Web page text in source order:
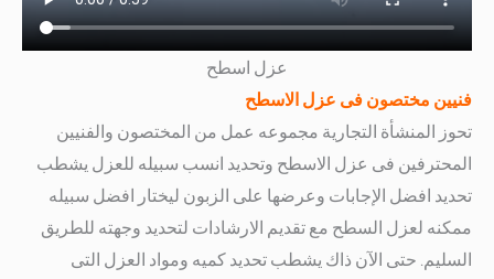
عزل اسطح
فنيين مختصون فى عزل الاسطح
تحوز المنشأة التجارية مجموعه عمل من المختصون والفنيين
المحترفين فى عزل الاسطح وتحديد انسب سبيله للعزل يشطب
تحديد افضل الإجابات وعرضها على الزبون ليختار افضل سبيله
ممكنه لعزل السطح مع تقديم الارشادات لتحديد وجهته للطريق
السليم. حتى الآن ذاك يشطب تحديد كميه ومواد العزل التى